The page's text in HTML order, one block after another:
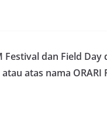
Festival dan Field Day
atas nama